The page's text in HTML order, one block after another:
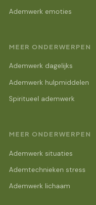
Ademwerk emoties
MEER ONDERWERPEN
Ademwerk dagelijks
Ademwerk hulpmiddelen
Spiritueel ademwerk
MEER ONDERWERPEN
Ademwerk situaties
Ademtechnieken stress
Ademwerk lichaam